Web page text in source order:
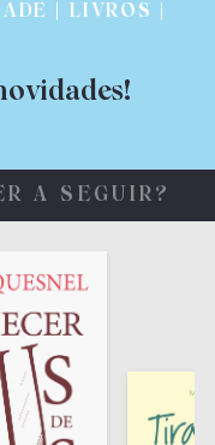
| LIVROS |
A SEGUIR?